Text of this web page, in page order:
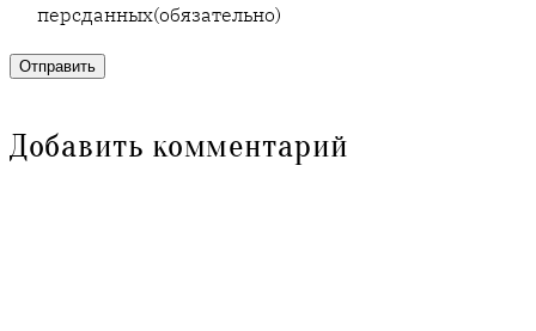
персданных(обязательно)
Отправить
Добавить комментарий